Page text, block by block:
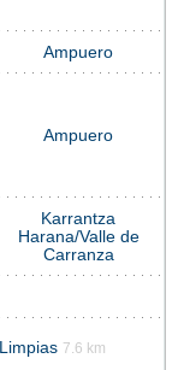
Ampuero
Ampuero
Karrantza
Harana/Valle de
Carranza
Limpias 7.6 km